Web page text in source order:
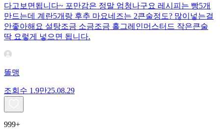
다고보면됩니다~ 포만감은 정말 엄청나구요 레시피는 빵5개
만드는데 계란5개랑 후추 마요네즈는 2큰술정도? 많이넣는걸
안좋아해요 설탕조금 소금조금 홀그레인머스터드 작은큰술
딱 요렇게 넣으면 됩니다.
똘맹
조회수 1.9만25.08.29
999+